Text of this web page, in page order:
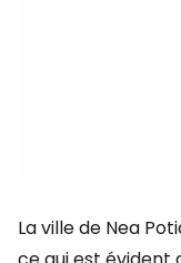
La ville de Nea